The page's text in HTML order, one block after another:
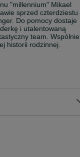
"millennium" Mikael
sprzed czterdziestu
Do pomocy dostaje
i utalentowaną
team. Wspólnie
historii rodzinnej.